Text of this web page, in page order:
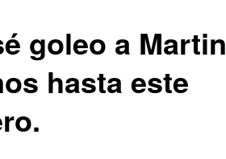
goleo a Martin
hasta este